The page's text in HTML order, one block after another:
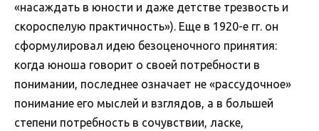
«насаждать в юности и даже детстве трезвость и
скороспелую практичность»). Еще в 1920-е гг. он
сформулировал идею безоценочного принятия:
когда юноша говорит о своей потребности в
понимании, последнее означает не «рассудочное»
понимание его мыслей и взглядов, а в большей
степени потребность в сочувствии, ласке,